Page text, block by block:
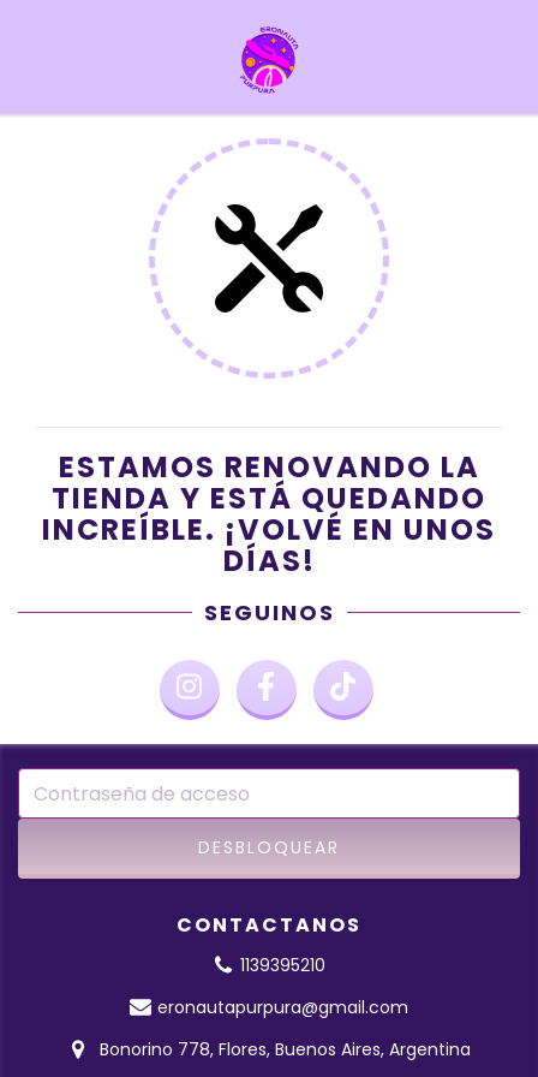
ESTAMOS RENOVANDO LA
TIENDA Y ESTÁ QUEDANDO
INCREÍBLE. ¡VOLVÉ EN UNOS
DÍAS!
SEGUINOS
CONTACTANOS
1139395210
eronautapurpura@gmail.com
Bonorino 778, Flores, Buenos Aires, Argentina